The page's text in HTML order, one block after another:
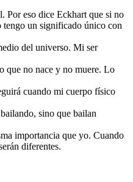
Por eso dice Eckhart que si no
tengo un significado único con
del universo. Mi ser
que no nace y no muere. Lo
cuando mi cuerpo físico
sino que bailan
importancia que yo. Cuando
diferentes.